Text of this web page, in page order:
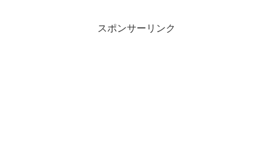
スポンサーリンク